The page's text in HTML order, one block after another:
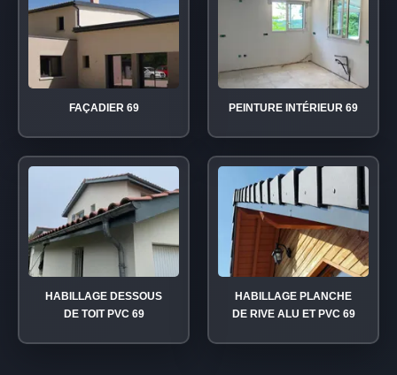
FAÇADIER 69 PEINTURE INTÉRIEUR 69
HABILLAGE DESSOUS
DE TOIT PVC 69
HABILLAGE PLANCHE
DE RIVE ALU ET PVC 69